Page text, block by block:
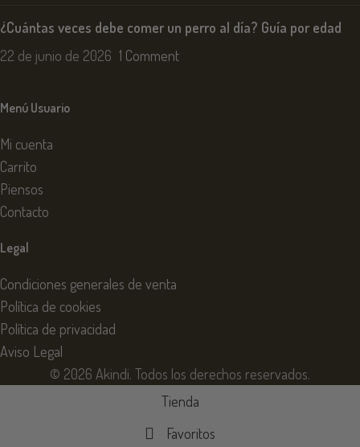
¿Cuántas veces debe comer un perro al día? Guía por edad
22 de junio de 2026 1 Comment
Menú Usuario
Mi cuenta
Carrito
Piensos
Contacto
Legal
Condiciones generales de venta
Política de cookies
Política de privacidad
Aviso Legal
© 2026 Akindi. Todos los derechos reservados.
Tienda
Favoritos